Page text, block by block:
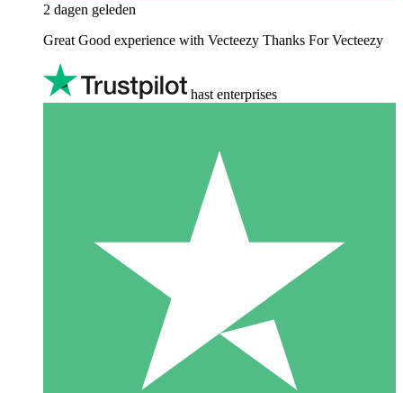
2 dagen geleden
Great Good experience with Vecteezy Thanks For Vecteezy
hast enterprises